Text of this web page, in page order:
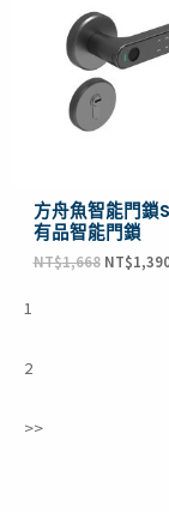
方舟魚智能門鎖
有品智能門鎖
NT$1,668
格：
NT$
1
2
>>